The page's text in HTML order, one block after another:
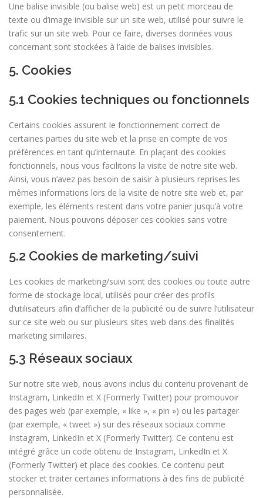
Une balise invisible (ou balise web) est un petit morceau de
texte ou d’image invisible sur un site web, utilisé pour suivre le
trafic sur un site web. Pour ce faire, diverses données vous
concernant sont stockées à l’aide de balises invisibles.
5. Cookies
5.1 Cookies techniques ou fonctionnels
Certains cookies assurent le fonctionnement correct de
certaines parties du site web et la prise en compte de vos
préférences en tant qu’internaute. En plaçant des cookies
fonctionnels, nous vous facilitons la visite de notre site web.
Ainsi, vous n’avez pas besoin de saisir à plusieurs reprises les
mêmes informations lors de la visite de notre site web et, par
exemple, les éléments restent dans votre panier jusqu’à votre
paiement. Nous pouvons déposer ces cookies sans votre
consentement.
5.2 Cookies de marketing/suivi
Les cookies de marketing/suivi sont des cookies ou toute autre
forme de stockage local, utilisés pour créer des profils
d’utilisateurs afin d’afficher de la publicité ou de suivre l’utilisateur
sur ce site web ou sur plusieurs sites web dans des finalités
marketing similaires.
5.3 Réseaux sociaux
Sur notre site web, nous avons inclus du contenu provenant de
Instagram, LinkedIn et X (Formerly Twitter) pour promouvoir
des pages web (par exemple, « like », « pin ») ou les partager
(par exemple, « tweet ») sur des réseaux sociaux comme
Instagram, LinkedIn et X (Formerly Twitter). Ce contenu est
intégré grâce un code obtenu de Instagram, LinkedIn et X
(Formerly Twitter) et place des cookies. Ce contenu peut
stocker et traiter certaines informations à des fins de publicité
personnalisée.